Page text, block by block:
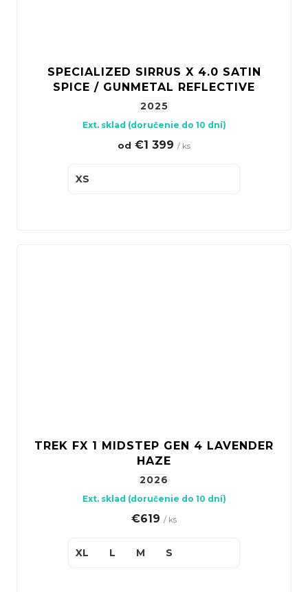
SPECIALIZED SIRRUS X 4.0 SATIN
SPICE / GUNMETAL REFLECTIVE
2025
Ext. sklad (doručenie do 10 dní)
od €1 399 / ks
XS
TREK FX 1 MIDSTEP GEN 4 LAVENDER
HAZE
2026
Ext. sklad (doručenie do 10 dní)
€619 / ks
XL L M S